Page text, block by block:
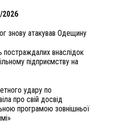
2026
знову атакував Одещину
постраждалих внаслідок
підприємству на
удару по
про свій досвід
програмою зовнішньої